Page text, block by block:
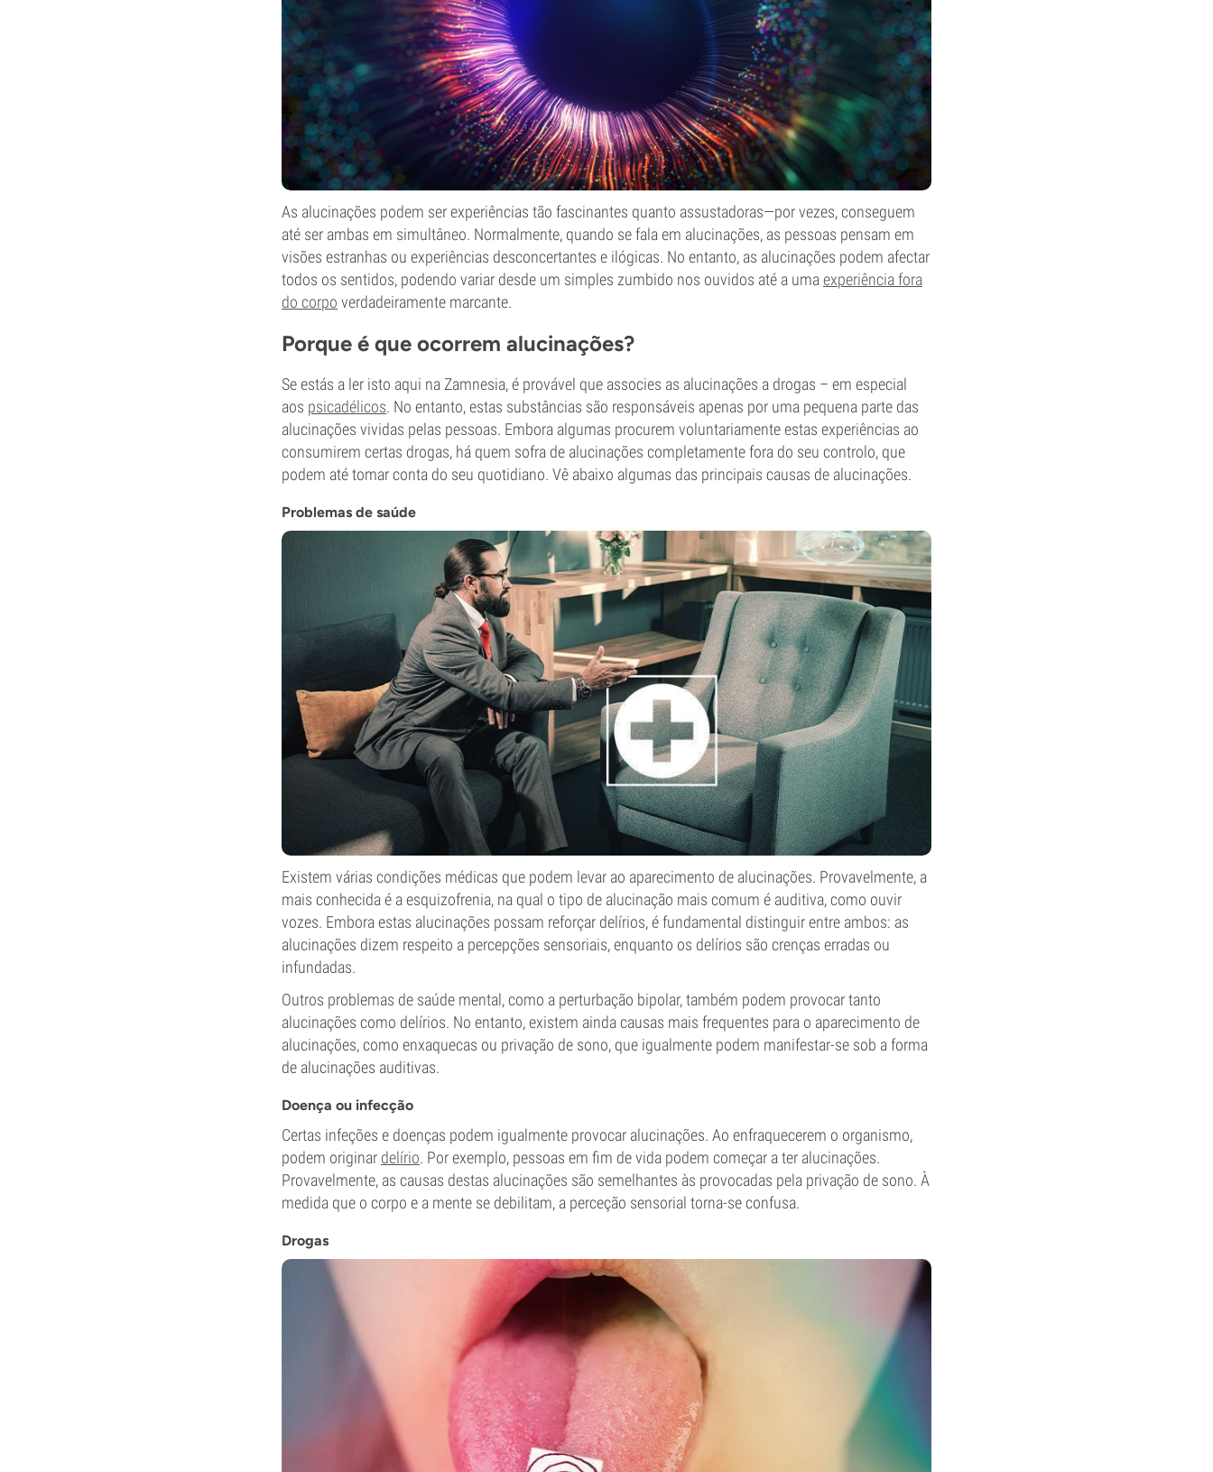
As alucinações podem ser experiências tão fascinantes quanto assustadoras—por vezes, conseguem
até ser ambas em simultâneo. Normalmente, quando se fala em alucinações, as pessoas pensam em
visões estranhas ou experiências desconcertantes e ilógicas. No entanto, as alucinações podem afectar
todos os sentidos, podendo variar desde um simples zumbido nos ouvidos até a umaexperiência fora
do corpo verdadeiramente marcante.
Porque é que ocorrem alucinações?
Se estás a ler isto aqui na Zamnesia, é provável que associes as alucinações a drogas – em especial
aos psicadélicos. No entanto, estas substâncias são responsáveis apenas por uma pequena parte das
alucinações vividas pelas pessoas. Embora algumas procurem voluntariamente estas experiências ao
consumirem certas drogas, há quem sofra de alucinações completamente fora do seu controlo, que
podem até tomar conta do seu quotidiano. Vê abaixo algumas das principais causas de alucinações.
Problemas de saúde
Existem várias condições médicas que podem levar ao aparecimento de alucinações. Provavelmente, a
mais conhecida é a esquizofrenia, na qual o tipo de alucinação mais comum é auditiva, como ouvir
vozes. Embora estas alucinações possam reforçar delírios, é fundamental distinguir entre ambos: as
alucinações dizem respeito a percepções sensoriais, enquanto os delírios são crenças erradas ou
infundadas.
Outros problemas de saúde mental, como a perturbação bipolar, também podem provocar tanto
alucinações como delírios. No entanto, existem ainda causas mais frequentes para o aparecimento de
alucinações, como enxaquecas ou privação de sono, que igualmente podem manifestar-se sob a forma
de alucinações auditivas.
Doença ou infecção
Certas infeções e doenças podem igualmente provocar alucinações. Ao enfraquecerem o organismo,
podem originar delírio. Por exemplo, pessoas em fim de vida podem começar a ter alucinações.
Provavelmente, as causas destas alucinações são semelhantes às provocadas pela privação de sono. À
medida que o corpo e a mente se debilitam, a perceção sensorial torna-se confusa.
Drogas